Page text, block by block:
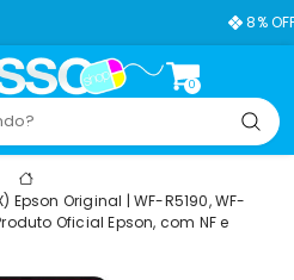
0
Epson Original | WF-R5190, WF-
Oficial Epson, com NF e